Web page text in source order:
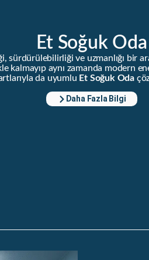
Et Soğuk Oda
sürdürülebilirliği ve uzmanlığı bir
kalmayıp aynı zamanda modern
da uyumlu Et Soğuk Oda
Daha Fazla Bilgi